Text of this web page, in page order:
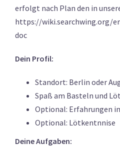
erfolgt nach Plan den in
https://wiki.searchwing.org/
doc
Dein Profil:
Standort: Berlin oder
Spaß am Basteln und
Optional: Erfahrungen
Optional: Lötkentnnise
Deine Aufgaben: